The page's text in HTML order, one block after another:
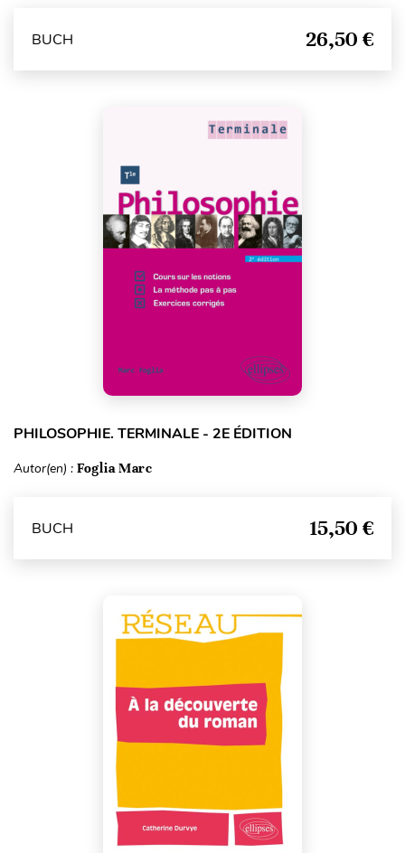
BUCH 26,50 €
PHILOSOPHIE. TERMINALE - 2E ÉDITION
Autor(en) : Foglia Marc
BUCH 15,50 €